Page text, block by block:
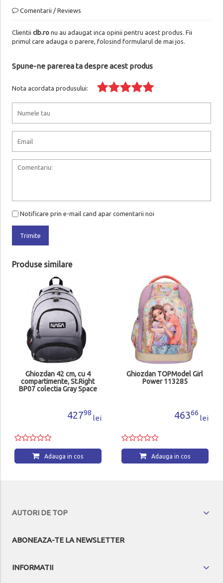
Comentarii / Reviews
Clientii clb.ronu au adaugat inca opinii pentru acest produs. Fii
primul care adauga o parere, folosind formularul de mai jos.
Spune-ne parerea ta despre acest produs
Nota acordata produsului:
Notificare prin e-mail cand apar comentarii noi
Trimite
Produse similare
Ghiozdan 42 cm, cu 4
compartimente, St.Right
BP07 colectia Gray Space
42798
lei
Adauga in cos
Ghiozdan TOPModel Girl
Power 113285
46366
lei
Adauga in cos
AUTORI DE TOP
ABONEAZA-TE LA NEWSLETTER
INFORMATII